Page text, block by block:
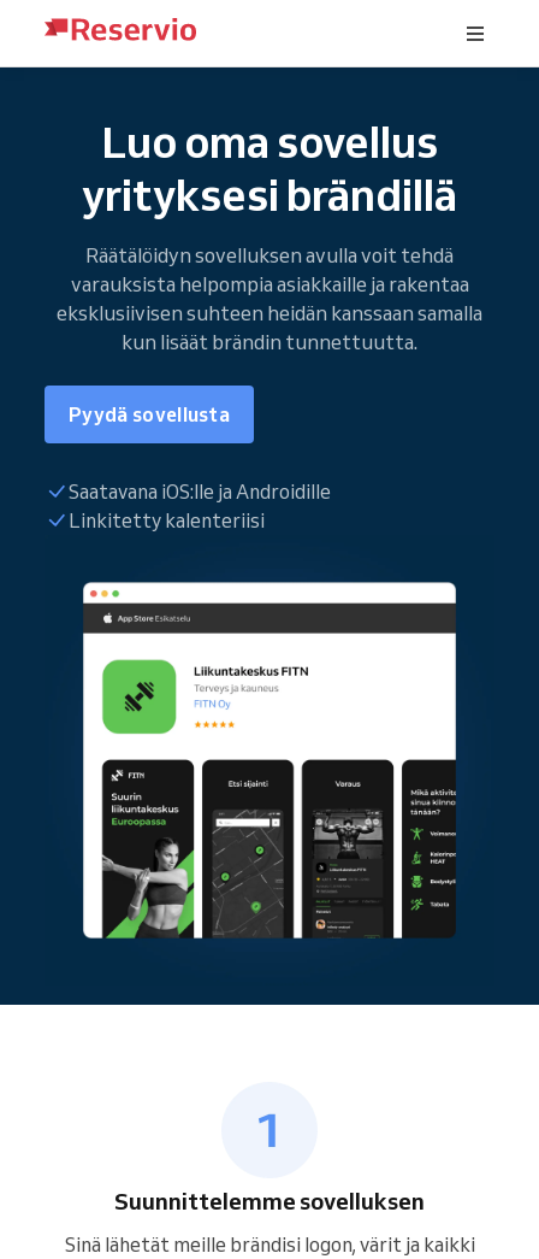
Luo oma sovellus
yrityksesi brändillä
Räätälöidyn sovelluksen avulla voit tehdä
varauksista helpompia asiakkaille ja rakentaa
eksklusiivisen suhteen heidän kanssaan samalla
kun lisäät brändin tunnettuutta.
Pyydä sovellusta
Saatavana iOS:lle ja Androidille
Linkitetty kalenteriisi
Suunnittelemme sovelluksen
Sinä lähetät meille brändisi logon, värit ja kaikki